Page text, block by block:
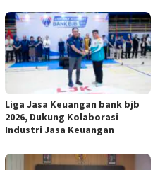
Liga Jasa Keuangan bank bjb
2026, Dukung Kolaborasi
Industri Jasa Keuangan